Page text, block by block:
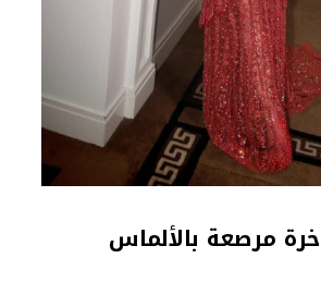
مرصعة بالألماس